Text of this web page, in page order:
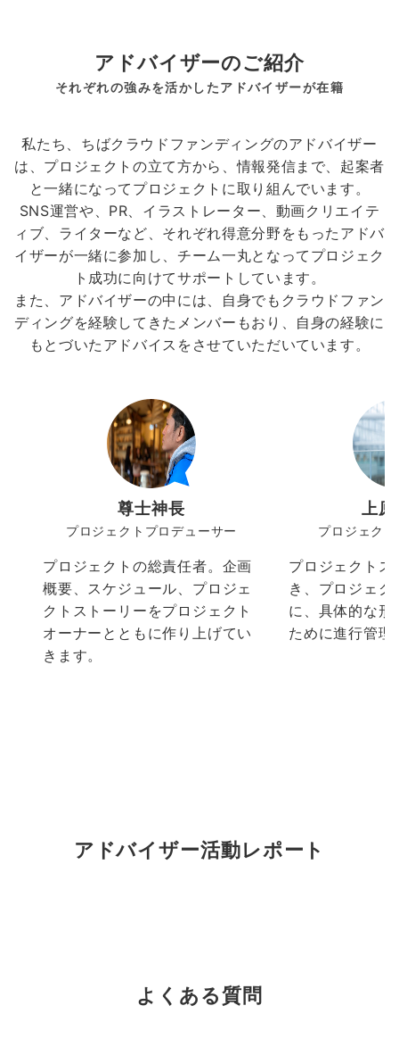
アドバイザーのご紹介
それぞれの強みを活かしたアドバイザーが在籍
私たち、ちばクラウドファンディングのアドバイザー
は、プロジェクトの立て方から、情報発信まで、起案者
と一緒になってプロジェクトに取り組んでいます。
SNS運営や、PR、イラストレーター、動画クリエイテ
ィブ、ライターなど、それぞれ得意分野をもったアドバ
イザーが一緒に参加し、チーム一丸となってプロジェク
ト成功に向けてサポートしています。
また、アドバイザーの中には、自身でもクラウドファン
ディングを経験してきたメンバーもおり、自身の経験に
もとづいたアドバイスをさせていただいています。
尊士神長
プロジェクトプロデューサー
プロジェクトの総責任者。企画
概要、スケジュール、プロジェ
クトストーリーをプロジェクト
オーナーとともに作り上げてい
きます。
上
プロジェク
プロジェクト
き、プロジェ
に、具体的な
ために進行管
アドバイザー活動レポート
よくある質問